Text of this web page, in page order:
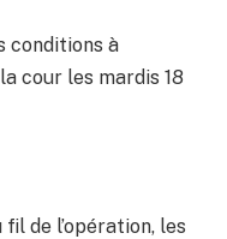
conditions à
cour les mardis 18
de l’opération, les